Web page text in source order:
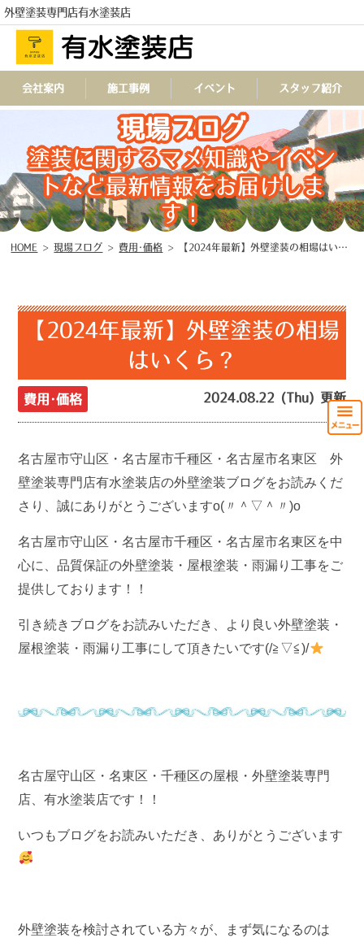
外壁塗装専門店有水塗装店
TEL
会社案内 施工事例 イベント スタッフ紹介
現場ブログ
塗装に関するマメ知識やイベン
トなど最新情報をお届けしま
す！
HOME >現場ブログ > 費用･価格 > 【2024年最新】外壁塗装の相場はいくら？
【2024年最新】外壁塗装の相場
はいくら？
費用･価格 2024.08.22 (Thu) 更新
名古屋市守山区・名古屋市千種区・名古屋市名東区 外
壁塗装専門店有水塗装店の外壁塗装ブログをお読みくだ
さり、誠にありがとうございますo(〃＾▽＾〃)o
名古屋市守山区・名古屋市千種区・名古屋市名東区を中
心に、品質保証の外壁塗装・屋根塗装・雨漏り工事をご
提供しております！！
引き続きブログをお読みいただき、より良い外壁塗装・
屋根塗装・雨漏り工事にして頂きたいです(/≧▽≦)/
名古屋守山区・名東区・千種区の屋根・外壁塗装専門
店、有水塗装店です！！
いつもブログをお読みいただき、ありがとうございます
外壁塗装を検討されている方々が、まず気になるのは